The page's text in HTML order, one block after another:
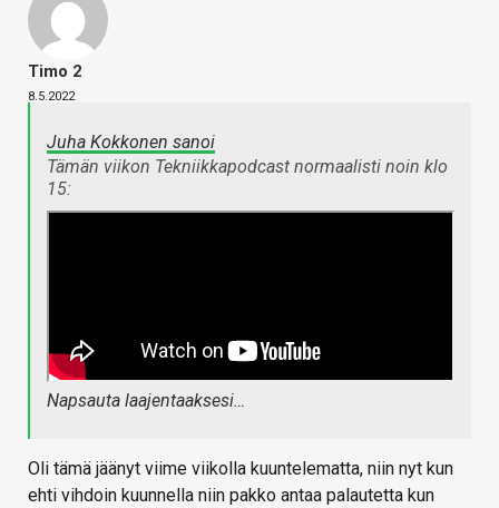
Timo 2
8.5.2022
Juha Kokkonen sanoi
Tämän viikon Tekniikkapodcast normaalisti noin klo
15:
Napsauta laajentaaksesi…
Oli tämä jäänyt viime viikolla kuuntelematta, niin nyt kun
ehti vihdoin kuunnella niin pakko antaa palautetta kun